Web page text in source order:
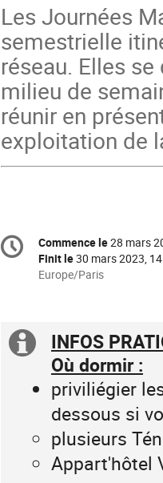
Les Journées
semestrielle
réseau. Elles
milieu de
réunir en
exploitation de
Information
de
Date/Heure
Commence le28 mars
Finit le30 mars 2023,
Toutes
Europe/Paris
Europe/Paris
Information
INFOS
Où dormir :
priviliégier
dessous si
plusieurs
Appart'hôtel